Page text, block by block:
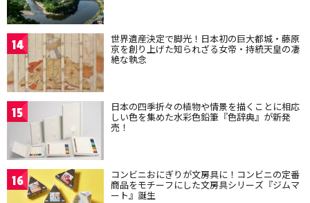
14 世界遺産決定で脚光！日本初の巨大都城・藤原
京を創り上げた知られざる女帝・持統天皇の凄
絶な執念
15 日本の四季折々の植物や情景を描くことに相応
しい色を集めた水彩色鉛筆『色辞典』が新発
売！
16 コンビニおにぎりが文房具に！コンビニの定番
商品をモチーフにした文房具シリーズ『ジムマ
ート』誕生